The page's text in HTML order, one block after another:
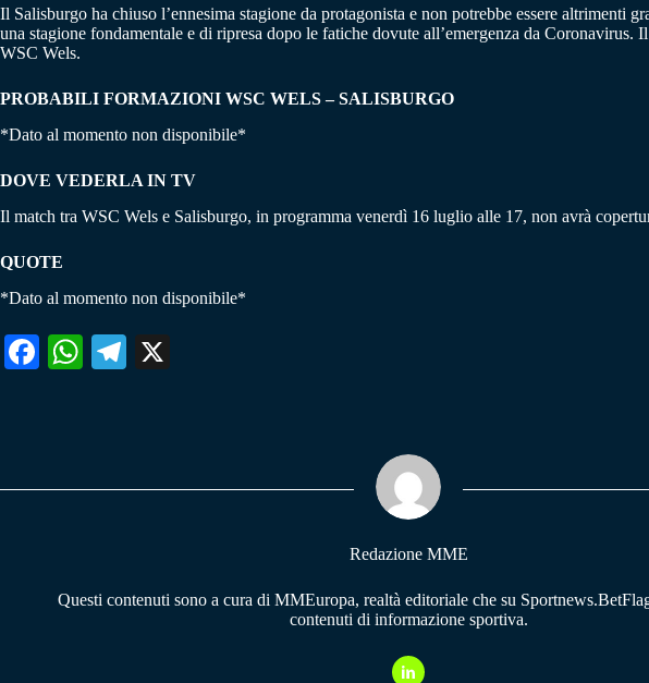
Il Salisburgo ha chiuso l’ennesima stagione da protagonista e non potrebbe essere altrimenti
una stagione fondamentale e di ripresa dopo le fatiche dovute all’emergenza da
WSC Wels.
PROBABILI FORMAZIONI WSC WELS – SALISBURGO
*Dato al momento non disponibile*
DOVE VEDERLA IN TV
Il match tra WSC Wels e Salisburgo, in programma venerdì 16 luglio alle 17, non avrà
QUOTE
*Dato al momento non disponibile*
Fa W
pp
Te
m
Redazione MME
Questi contenuti sono a cura di MMEuropa, realtà editoriale che su
contenuti di informazione sportiva.